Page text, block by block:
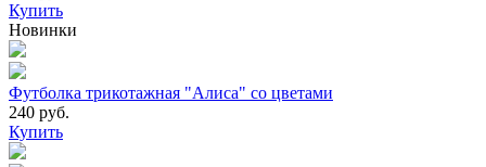
Купить
Новинки
Футболка трикотажная "Алиса" со цветами
240 руб.
Купить